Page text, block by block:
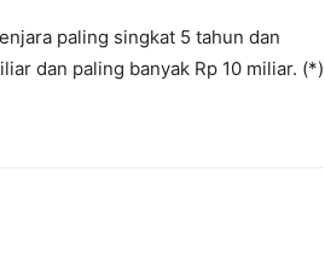
paling singkat 5 tahun dan
dan paling banyak Rp 10 miliar. (*)